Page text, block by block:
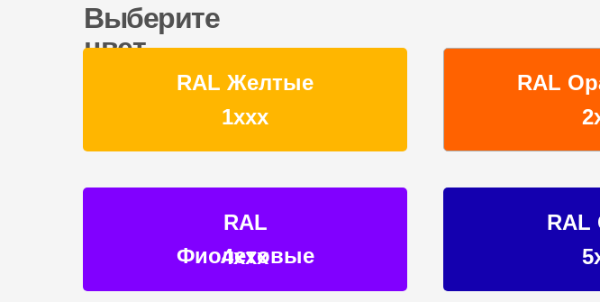
Выберите
цвет
RAL Желтые RAL
RAL
Фиолетовые
RAL
1ххх
4ххх